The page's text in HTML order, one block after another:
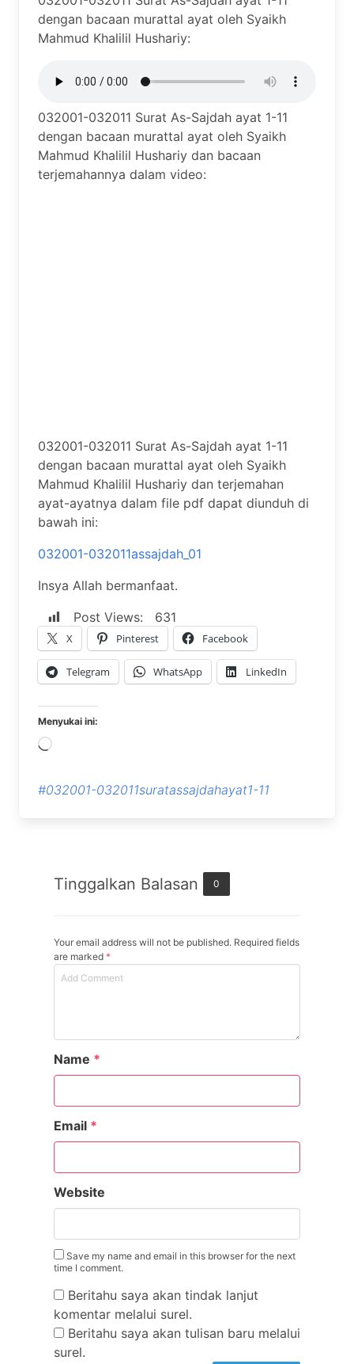
dengan bacaan murattal ayat oleh Syaikh
Mahmud Khalilil Hushariy:
032001-032011 Surat As-Sajdah ayat 1-11
dengan bacaan murattal ayat oleh Syaikh
Mahmud Khalilil Hushariy dan bacaan
terjemahannya dalam video:
032001-032011 Surat As-Sajdah ayat 1-11
dengan bacaan murattal ayat oleh Syaikh
Mahmud Khalilil Hushariy dan terjemahan
ayat-ayatnya dalam file pdf dapat diunduh di
bawah ini:
032001-032011assajdah_01
Insya Allah bermanfaat.
Post Views:
631
X Pinterest Facebook
Telegram WhatsApp LinkedIn
Menyukai ini:
Memuat...
#032001-032011suratassajdahayat1-11
Tinggalkan Balasan 0
Your email address will not be published. Required fields
are marked *
Name *
Email *
Website
Save my name and email in this browser for the next
time I comment.
Beritahu saya akan tindak lanjut
komentar melalui surel.
Beritahu saya akan tulisan baru melalui
surel.